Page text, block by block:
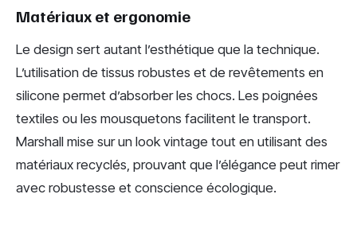
Matériaux et ergonomie
Le design sert autant l’esthétique que la technique.
L’utilisation de tissus robustes et de revêtements en
silicone permet d’absorber les chocs. Les poignées
textiles ou les mousquetons facilitent le transport.
Marshall mise sur un look vintage tout en utilisant des
matériaux recyclés, prouvant que l’élégance peut rimer
avec robustesse et conscience écologique.